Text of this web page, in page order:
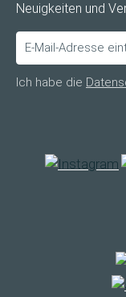
Neuigkeiten und
Ich habe die